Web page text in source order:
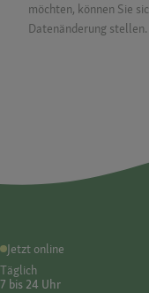
möchten, können Sie
Datenänderung stellen.
Jetzt online
Täglich
7 bis 24 Uhr